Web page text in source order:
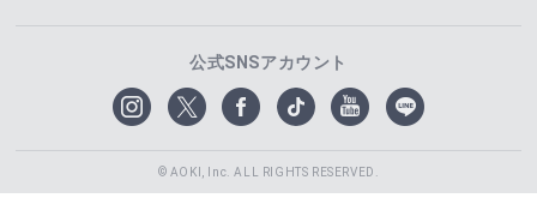
公式SNSアカウント
© AOKI, Inc. ALL RIGHTS RESERVED.